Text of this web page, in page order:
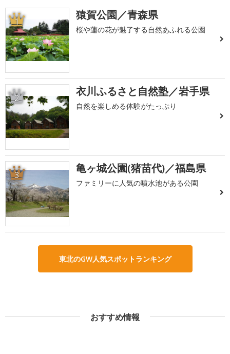
1 猿賀公園／青森県
桜や蓮の花が魅了する自然あふれる公園
2 衣川ふるさと自然塾／岩手県
自然を楽しめる体験がたっぷり
3 亀ヶ城公園(猪苗代)／福島県
ファミリーに人気の噴水池がある公園
東北のGW人気スポットランキング
おすすめ情報